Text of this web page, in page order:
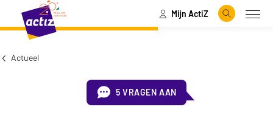
Naar hoofdinhoud
Naar menu Mijn ActiZ
Zoeken
Actueel
5 VRAGEN AAN